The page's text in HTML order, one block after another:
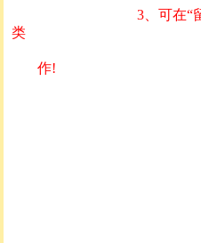
3、可在“
类 方式告之
作!